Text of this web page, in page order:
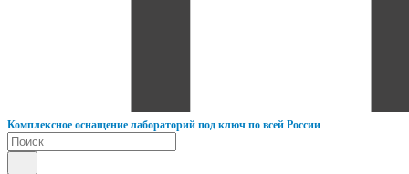
Комплексное оснащение лабораторий под ключ по всей России